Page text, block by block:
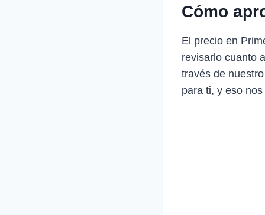
Cómo
El precio en
revisarlo cuanto
través de
para ti, y eso